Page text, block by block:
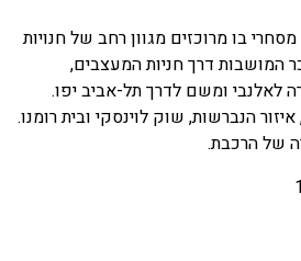
בו מרוכזים מגוון רחב של חנויות
דרך חניות המעצבים,
ומשם לדרך תל-אביב יפו.
הנברשות, שוק לוינסקי ובית רומנו.
של הרכבת.